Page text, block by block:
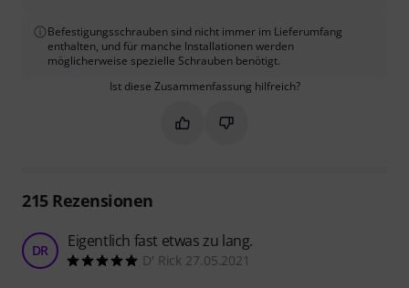
Befestigungsschrauben sind nicht immer im Lieferumfang
enthalten, und für manche Installationen werden
möglicherweise spezielle Schrauben benötigt.
Ist diese Zusammenfassung hilfreich?
Markieren Sie diese
Markieren Sie diese
215Rezensionen
DR Eigentlich fast etwas zu lang.
D' Rick 27.05.2021